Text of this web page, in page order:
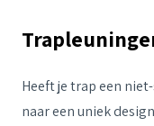
Heeft je trap een
naar een uniek